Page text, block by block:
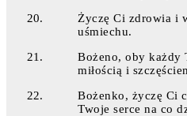
Życzę Ci zdrowia i
uśmiechu.
Bożeno, oby każdy
miłością i
Bożenko, życzę Ci
Twoje serce na co